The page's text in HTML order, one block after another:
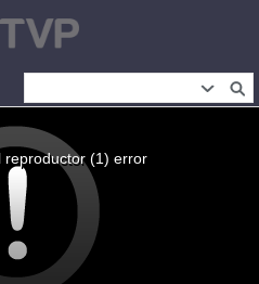
reproductor (1) error